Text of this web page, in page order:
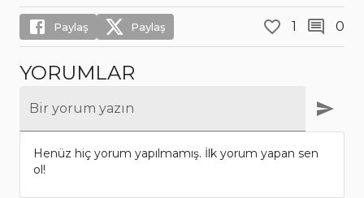
Paylaş Paylaş 1 0
YORUMLAR
Bir yorum yazın
Henüz hiç yorum yapılmamış. İlk yorum yapan sen
ol!